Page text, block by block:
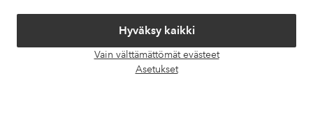
Hyväksy kaikki
Vain välttämättömät evästeet
Asetukset